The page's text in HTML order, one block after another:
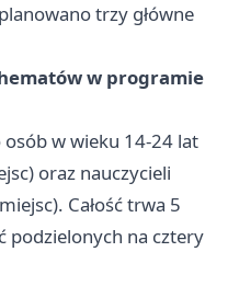
trzy główne
w programie
w wieku 14-24 lat
oraz nauczycieli
Całość trwa 5
podzielonych na cztery